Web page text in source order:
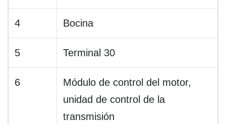
4 Bocina
5 Terminal 30
6
Módulo de control del motor,
unidad de control de la
transmisión